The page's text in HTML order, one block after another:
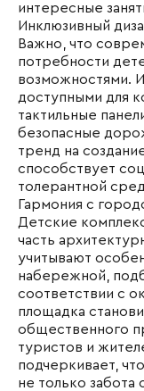
интересные
Инклюзивный
Важно, что
потребности
возможностями.
доступными для
тактильные
безопасные
тренд на
способствует
толерантной
Гармония с
Детские
часть
учитывают
набережной,
соответствии с
площадка
общественного
туристов и
подчеркивает,
не только забота